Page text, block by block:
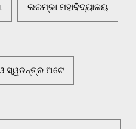
ଲରମ୍ଭା ମହାବିଦ୍ୟାଳୟ
ଓ ସ୍ୱତନ୍ତ୍ର ଅଟେ